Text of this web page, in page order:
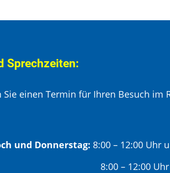
Sprechzeiten:
einen Termin für Ihren Besuch im
und Donnerstag: 8:00 – 12:00 Uhr
8:00 – 12:00